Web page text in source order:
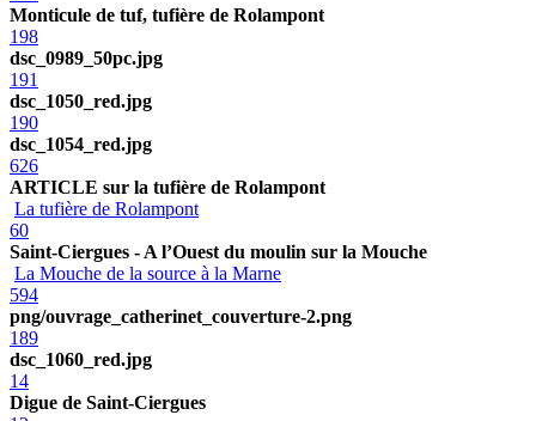
Monticule de tuf, tufière de Rolampont
198
dsc_0989_50pc.jpg
191
dsc_1050_red.jpg
190
dsc_1054_red.jpg
626
ARTICLE sur la tufière de Rolampont
La tufière de Rolampont
60
Saint-Ciergues - A l’Ouest du moulin sur la Mouche
La Mouche de la source à la Marne
594
png/ouvrage_catherinet_couverture-2.png
189
dsc_1060_red.jpg
14
Digue de Saint-Ciergues